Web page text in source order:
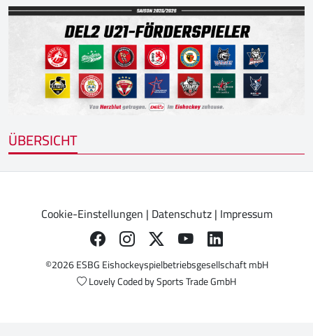
ÜBERSICHT
Cookie-Einstellungen | Datenschutz| Impressum
©2026 ESBG Eishockeyspielbetriebsgesellschaft mbH
Lovely Coded bySports Trade GmbH